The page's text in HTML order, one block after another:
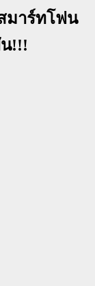
มาร์ทโฟน
!!!